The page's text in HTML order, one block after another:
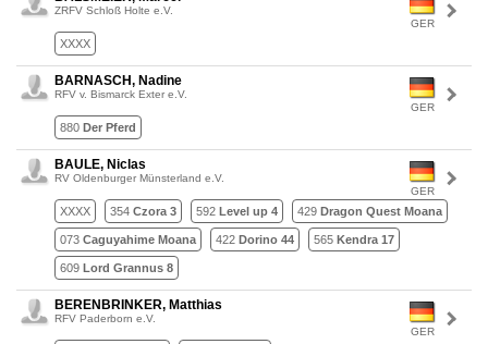
GER
ZRFV Schloß Holte e.V.
XXXX
GER
BARNASCH, Nadine
RFV v. Bismarck Exter e.V.
880 Der Pferd
GER
BAULE, Niclas
RV Oldenburger Münsterland e.V.
XXXX 354 Czora 3 592 Level up 4 429 Dragon Quest Moana
073 Caguyahime Moana 422 Dorino 44 565 Kendra 17
609 Lord Grannus 8
GER
BERENBRINKER, Matthias
RFV Paderborn e.V.